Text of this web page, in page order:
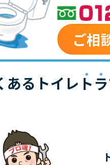
ご相
あるトイレ ト